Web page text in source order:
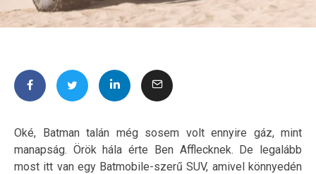
Oké, Batman talán még sosem volt ennyire gáz, mint
manapság. Örök hála érte Ben Afflecknek. De legalább
most itt van egy Batmobile-szerű SUV, amivel könnyedén